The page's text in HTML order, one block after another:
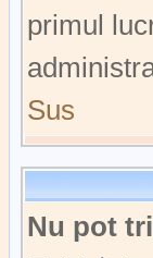
primul
Sus
Nu pot